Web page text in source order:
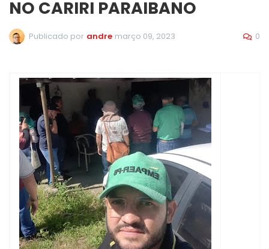
NO CARIRI PARAIBANO
Publicado por andre março 09, 2023 0